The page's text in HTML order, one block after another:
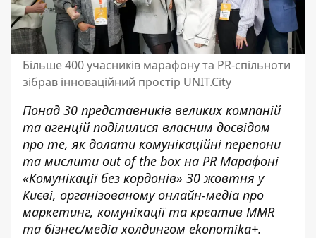
Більше 400 учасників марафону та PR-спільноти
зібрав інноваційний простір UNIT.City
Понад 30 представників великих компаній
та агенцій поділилися власним досвідом
про те, як долати комунікаційні перепони
та мислити out of the box на PR Марафоні
«Комунікації без кордонів» 30 жовтня у
Києві, організованому онлайн-медіа про
маркетинг, комунікації та креатив MMR
та бізнес/медіа холдингом ekonomika+.